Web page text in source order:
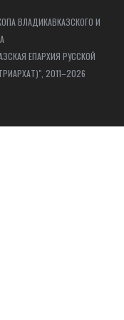
ВЛАДИКАВКАЗСКОГО И
ЕПАРХИЯ РУССКОЙ
2011–2026